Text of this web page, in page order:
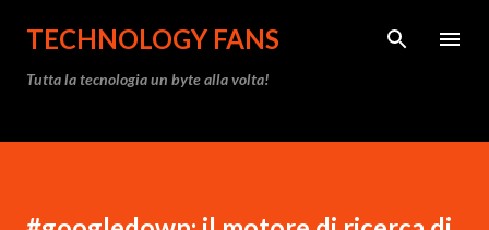
Passa ai contenuti principali
TECHNOLOGY FANS
Tutta la tecnologia un byte alla volta!